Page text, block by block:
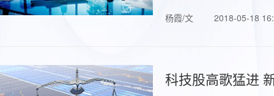
杨霞/文
2018-05-18
科技股高歌猛进